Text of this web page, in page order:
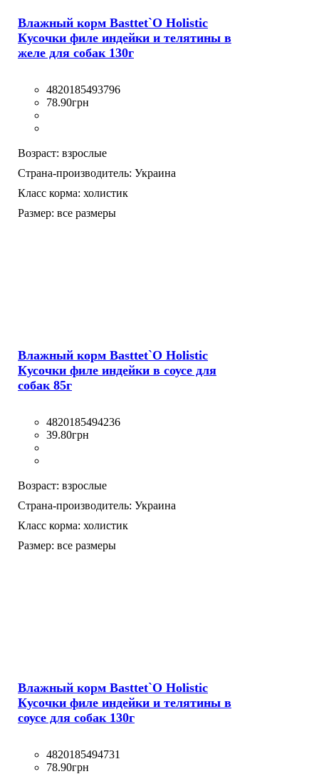
Влажный корм Basttet`O Holistic
Кусочки филе индейки и телятины в
желе для собак 130г
4820185493796
78.90грн
Возраст: взрослые
Страна-производитель: Украина
Класс корма: холистик
Размер: все размеры
Влажный корм Basttet`O Holistic
Кусочки филе индейки в соусе для
собак 85г
4820185494236
39.80грн
Возраст: взрослые
Страна-производитель: Украина
Класс корма: холистик
Размер: все размеры
Влажный корм Basttet`O Holistic
Кусочки филе индейки и телятины в
соусе для собак 130г
4820185494731
78.90грн